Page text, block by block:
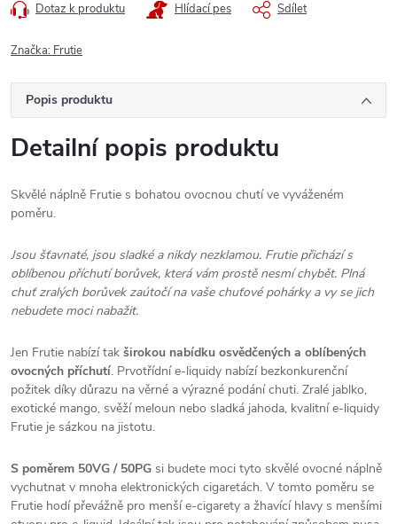
Dotaz k produktu Hlídací pes Sdílet
Značka: Frutie
Popis produktu
Detailní popis produktu
Skvělé náplně Frutie s bohatou ovocnou chutí ve vyváženém
poměru.
Jsou šťavnaté, jsou sladké a nikdy nezklamou. Frutie přichází s
oblíbenou příchutí borůvek, která vám prostě nesmí chybět. Plná
chuť zralých borůvek zaútočí na vaše chuťové pohárky a vy se jich
nebudete moci nabažit.
Jen Frutie nabízí tak širokou nabídku osvědčených a oblíbených
ovocných příchutí. Prvotřídní e-liquidy nabízí bezkonkurenční
požitek díky důrazu na věrné a výrazné podání chuti. Zralé jablko,
exotické mango, svěží meloun nebo sladká jahoda, kvalitní e-liquidy
Frutie je sázkou na jistotu.
S poměrem 50VG / 50PG si budete moci tyto skvělé ovocné náplně
vychutnat v mnoha elektronických cigaretách. V tomto poměru se
Frutie hodí převážně pro menší e-cigarety a žhavící hlavy s menšími